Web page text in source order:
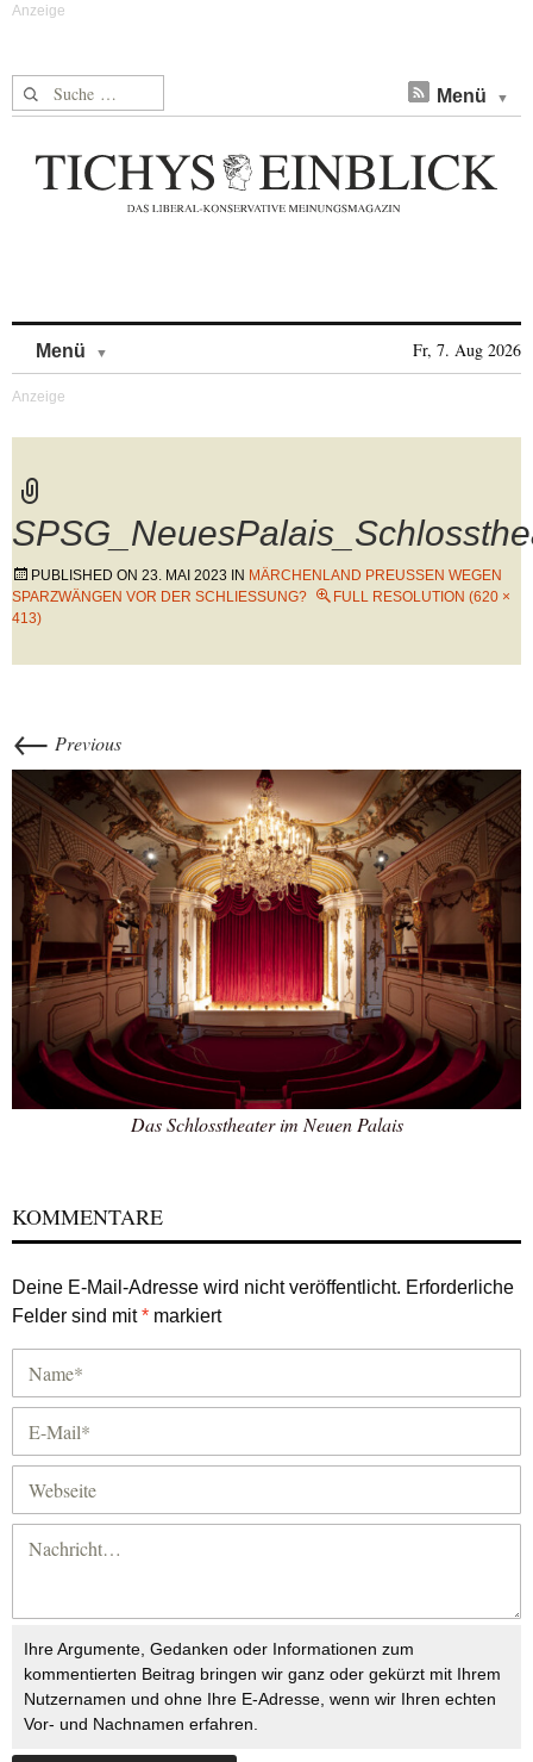
Suche nach: Menü
Menü Fr, 7. Aug 2026
PUBLISHED ON 23. MAI 2023 IN MÄRCHENLAND PREUSSEN WEGEN S
PARZWÄNGEN VOR DER SCHLIESSUNG?
FULL RESOLUTION (620 ×
413)
← Previous
Das Schlosstheater im Neuen Palais
KOMMENTARE
Deine E-Mail-Adresse wird nicht veröffentlicht. Erforderliche
Felder sind mit* markiert
Ihre Argumente, Gedanken oder Informationen zum
kommentierten Beitrag bringen wir ganz oder gekürzt mit Ihrem
Nutzernamen und ohne Ihre E-Adresse, wenn wir Ihren echten
Vor- und Nachnamen erfahren.